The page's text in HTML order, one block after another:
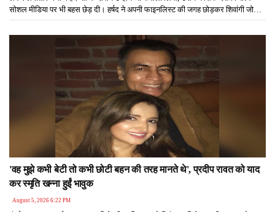
सोशल मीडिया पर भी बहस छेड़ दी। हर्षद ने अपनी फाइनलिस्ट की जगह छोड़कर शिवांगी जोशी
को पहला फाइनलिस्ट बनने का मौका दिया। इस फैसले के बाद जहां कुछ लोगों ने उनकी दोस्ती
'वह मुझे कभी बेटी तो कभी छोटी बहन की तरह मानते थे', प्रदीप रावत को याद
कर स्मृति खन्ना हुईं भावुक
August 5, 2026 6:22 PM